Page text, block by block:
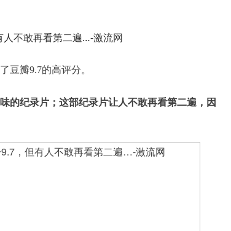
豆瓣9.7的高评分。
的纪录片；这部纪录片让人不敢再看第二遍，因